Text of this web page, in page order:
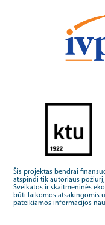
Šis projektas bendrai
atspindi tik autoriaus
Sveikatos ir skaitmeninės
būti laikomos atsakingomis
pateikiamos informacijos